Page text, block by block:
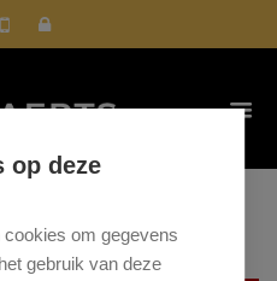
op deze
om gegevens
gebruik van deze